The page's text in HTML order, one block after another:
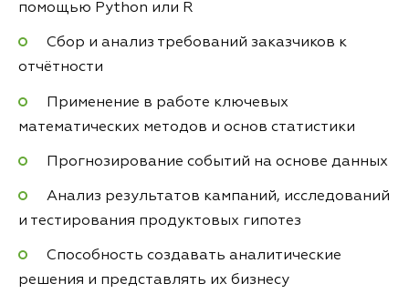
помощью Python или R
Сбор и анализ требований заказчиков к
отчётности
Применение в работе ключевых
математических методов и основ статистики
Прогнозирование событий на основе данных
Анализ результатов кампаний, исследований
и тестирования продуктовых гипотез
Способность создавать аналитические
решения и представлять их бизнесу